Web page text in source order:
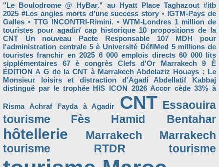
"Le Boulodrome @ HyBar." au Hyatt Place Taghazout #itb
2025 #Les angles morts d’une success story • IGTM-Pays de
Galles • TTG INCONTRI-Rimini. • WTM-Londres 1 million de
touristes pour agadir/ cap historique 10 propositions de la
CNT Un nouveau Pacte Responsable
107 MDH pour
l'administration centrale 5 è Université DéfiMed 5 millions de
touristes franchir en 2025 6 000 emplois directs 60 000 lits
sipplémentaires
67 è congrès Clefs d'Or Marrakech
9 È
ÉDITION A G de la CNT à Marrakech Abdelaziz Houays : Le
Monsieur loisirs et distraction d’Agadi
Abdellatif Kabbaj
distingué par le trophée HIS ICON 2026 Accor cède 33% à
Risma Achraf Fayda à Agadir CNT Essaouira
tourisme
Fès Hamid Bentahar
hôtellerie Marrakech
Marrakech
tourisme
RTDR tourisme